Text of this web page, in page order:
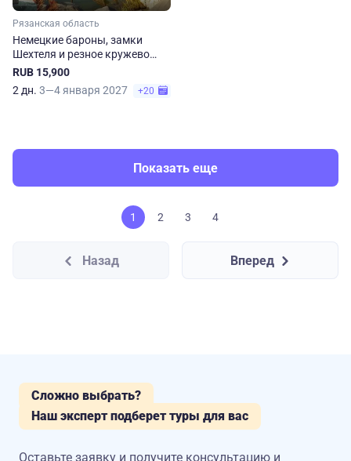
Рязанская область
Немецкие бароны, замки
Шехтеля и резное кружево
Рязани
RUB 15,900
2 дн. 3—4 января 2027 +20
Показать еще
1 2 3 4
Назад Вперед
Сложно выбрать?
Наш эксперт подберет туры для вас
Оставьте заявку и получите консультацию и